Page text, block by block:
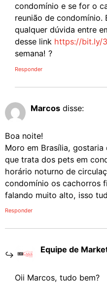
condomínio e se for o
reunião de condomínio.
qualquer dúvida entre
desse link https://bit.ly/
semana! ?
Responder
Marcos disse:
Boa noite!
Moro em Brasília, gostaria
que trata dos pets em
horário noturno de
condomínio os cachorros
falando muito alto, isso
Responder
Equipe de
Oii Marcos, tudo bem?